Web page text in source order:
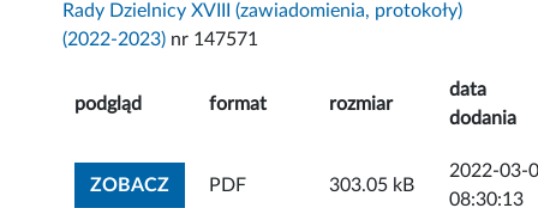
Rady Dzielnicy XVIII (zawiadomienia, protokoły)
(2022-2023) nr 147571
podgląd format rozmiar
data
dodania
ZOBACZZOBACZ ZAŁĄCZNIK
PDF 303.05 kB
2022-03-
08:30:13